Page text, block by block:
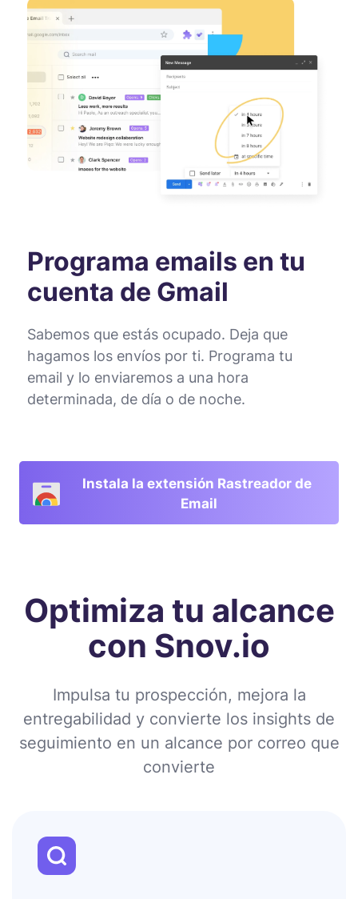
Programa emails en tu
cuenta de Gmail
Sabemos que estás ocupado. Deja que
hagamos los envíos por ti. Programa tu
email y lo enviaremos a una hora
determinada, de día o de noche.
Instala la extensión Rastreador de
Email
Optimiza tu alcance
con Snov.io
Impulsa tu prospección, mejora la
entregabilidad y convierte los insights de
seguimiento en un alcance por correo que
convierte